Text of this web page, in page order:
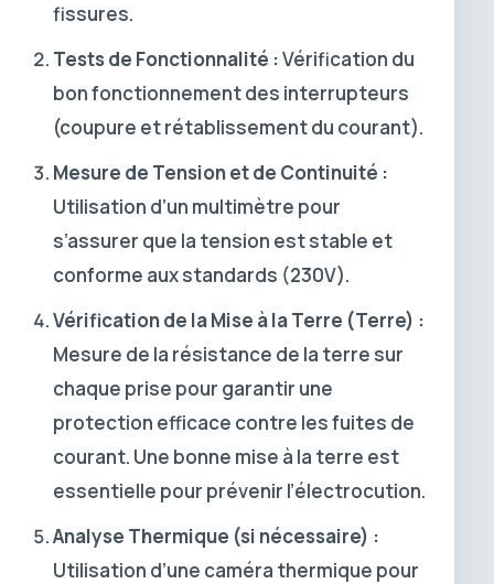
fissures.
Tests de Fonctionnalité :Vérification du
bon fonctionnement des interrupteurs
(coupure et rétablissement du courant).
Mesure de Tension et de Continuité :
Utilisation d’un multimètre pour
s’assurer que la tension est stable et
conforme aux standards (230V).
Vérification de la Mise à la Terre (Terre) :
Mesure de la résistance de la terre sur
chaque prise pour garantir une
protection efficace contre les fuites de
courant. Une bonne mise à la terre est
essentielle pour prévenir l’électrocution.
Analyse Thermique (si nécessaire) :
Utilisation d’une caméra thermique pour